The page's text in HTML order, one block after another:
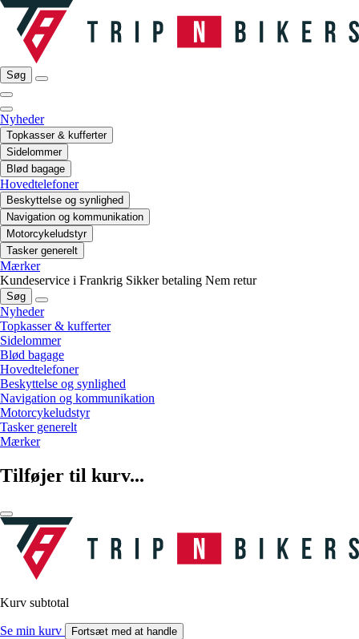
Søg
Nyheder
Topkasser & kufferter
Sidelommer
Blød bagage
Hovedtelefoner
Beskyttelse og synlighed
Navigation og kommunikation
Motorcykeludstyr
Tasker generelt
Mærker
Kundeservice i Frankrig Sikker betaling Nem retur
Søg
Nyheder
Topkasser & kufferter
Sidelommer
Blød bagage
Hovedtelefoner
Beskyttelse og synlighed
Navigation og kommunikation
Motorcykeludstyr
Tasker generelt
Mærker
Tilføjer til kurv...
Kurv subtotal
Se min kurv Fortsæt med at handle